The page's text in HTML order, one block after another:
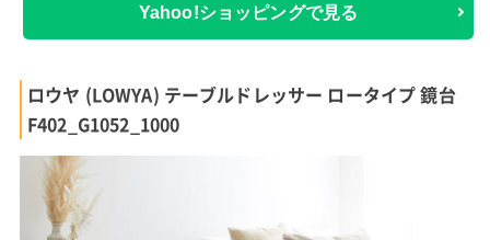
Yahoo!ショッピングで見る
ロウヤ (LOWYA) テーブルドレッサー ロータイプ 鏡台
F402_G1052_1000